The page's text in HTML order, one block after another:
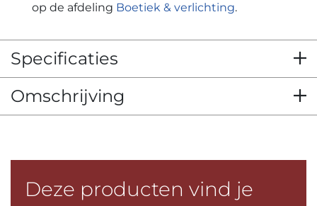
op de afdeling Boetiek & verlichting.
Specificaties
Omschrijving
Deze producten vind je